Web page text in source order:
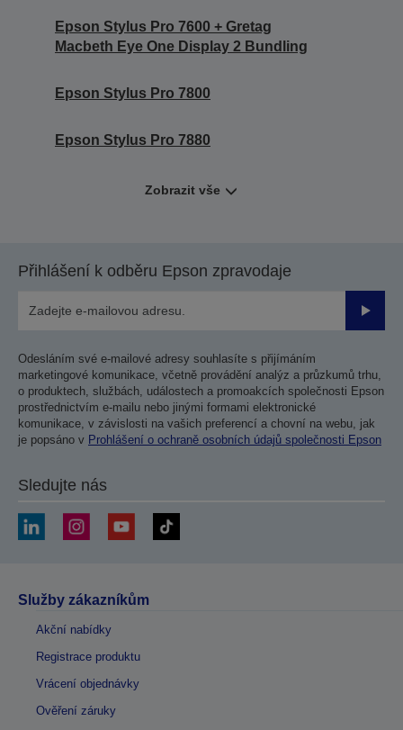
Epson Stylus Pro 7600 + Gretag
Macbeth Eye One Display 2 Bundling
Epson Stylus Pro 7800
Epson Stylus Pro 7880
Zobrazit vše
Přihlášení k odběru Epson zpravodaje
Odesláním své e-mailové adresy souhlasíte s přijímáním
marketingové komunikace, včetně provádění analýz a průzkumů trhu,
o produktech, službách, událostech a promoakcích společnosti Epson
prostřednictvím e-mailu nebo jinými formami elektronické
komunikace, v závislosti na vašich preferencí a chovní na webu, jak
je popsáno v Prohlášení o ochraně osobních údajů společnosti Epson
Sledujte nás
Služby zákazníkům
Akční nabídky
Registrace produktu
Vrácení objednávky
Ověření záruky